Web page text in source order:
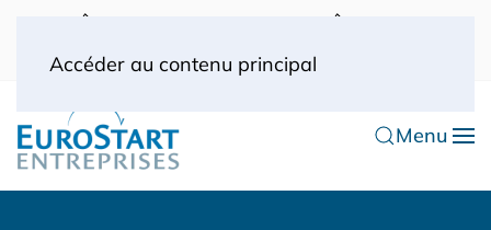
Accéder au contenu principal
(0) 1 53 57 49 10
0033 (0) 6 70 52 11 09
Menu